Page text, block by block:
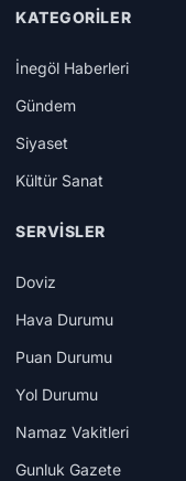
KATEGORILER
İnegöl Haberleri
Gündem
Siyaset
Kültür Sanat
SERVISLER
Doviz
Hava Durumu
Puan Durumu
Yol Durumu
Namaz Vakitleri
Gunluk Gazete